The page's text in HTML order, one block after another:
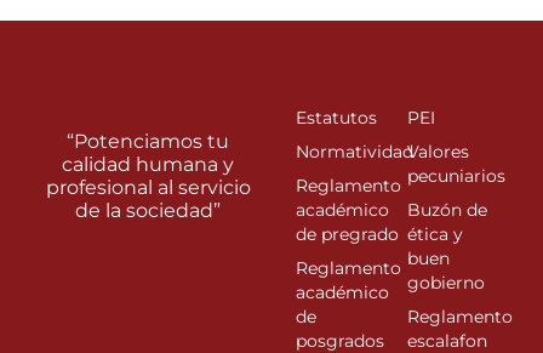
“Potenciamos tu
calidad humana y
profesional al servicio
de la sociedad”
Estatutos
Normatividad
Reglamento
académico
de pregrado
Reglamento
académico
de
posgrados
PEI
Valores
pecuniarios
Buzón de
ética y
buen
gobierno
Reglamento
escalafon